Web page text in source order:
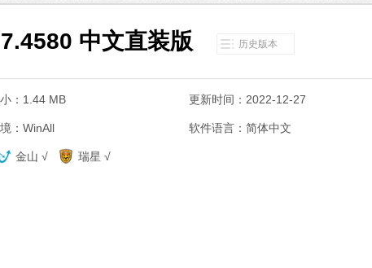
中文直装版 历史版本
：1.44 MB 更新时间：2022-12-27
：WinAll 软件语言：简体中文
金山 √ 瑞星 √